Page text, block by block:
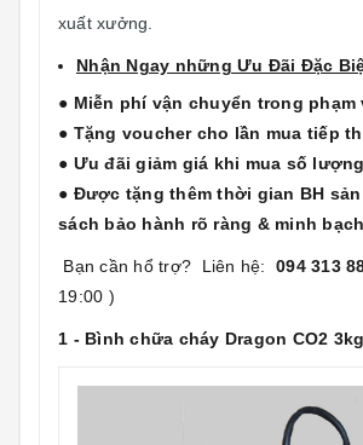
xuất xưởng.
Nhận Ngay những Ưu Đãi Đặc
● Miễn phí vận chuyển trong phạm
● Tặng voucher cho lần mua tiếp
● Ưu đãi giảm giá khi mua số
● Được tặng thêm thời gian BH
sách bảo hành rõ ràng & minh
Bạn cần hổ trợ? Liên hệ: 094 313
19:00 )
1 - Bình chữa cháy Dragon CO2